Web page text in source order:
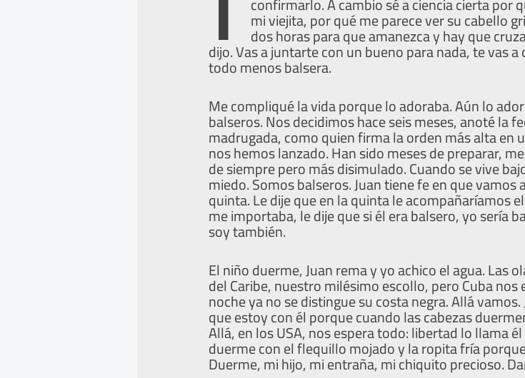
mi viejita, por qué me parece ver su cabello
dos horas para que amanezca y hay que
dijo. Vas a juntarte con un bueno para nada, te vas
todo menos balsera.
Me compliqué la vida porque lo adoraba. Aún lo
balseros. Nos decidimos hace seis meses, anoté la
madrugada, como quien firma la orden más alta en
nos hemos lanzado. Han sido meses de preparar,
de siempre pero más disimulado. Cuando se vive
miedo. Somos balseros. Juan tiene fe en que
quinta. Le dije que en la quinta le acompañaríamos
me importaba, le dije que si él era balsero, yo sería
soy también.
El niño duerme, Juan rema y yo achico el agua. Las
del Caribe, nuestro milésimo escollo, pero Cuba
noche ya no se distingue su costa negra. Allá
que estoy con él porque cuando las cabezas
Allá, en los USA, nos espera todo: libertad lo llama
duerme con el flequillo mojado y la ropita fría
Duerme, mi hijo, mi entraña, mi chiquito precioso.